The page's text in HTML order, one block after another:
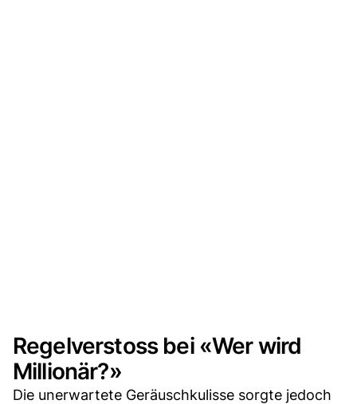
Regelverstoss bei «Wer wird
Millionär?»
Die unerwartete Geräuschkulisse sorgte jedoch